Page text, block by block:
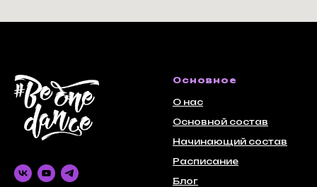
Основное
О нас
Основной состав
Начинающий состав
Расписание
Блог